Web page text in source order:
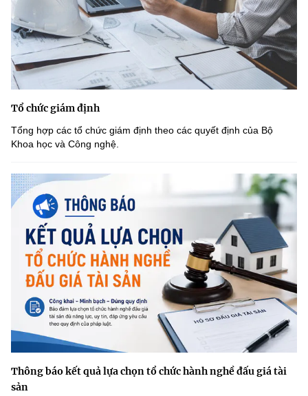
Tổ chức giám định
Tổng hợp các tổ chức giám định theo các quyết định của Bộ
Khoa học và Công nghệ.
Thông báo kết quả lựa chọn tổ chức hành nghề đấu giá tài
sản